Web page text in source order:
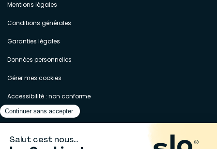
Mentions légales
Conditions générales
Garanties légales
Données personnelles
Gérer mes cookies
Accessibilité : non conforme